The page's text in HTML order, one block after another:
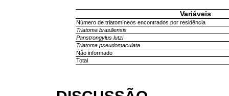
Variáveis
Número de triatomíneos encontrados por residência
Triatoma brasiliensis
Panstrongylus lutzi
Triatoma pseudomaculata
Não informado
Total